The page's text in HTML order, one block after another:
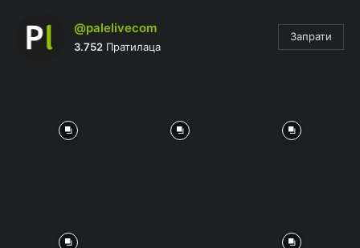
@palelivecom
3.752 Пратилаца
Запрати